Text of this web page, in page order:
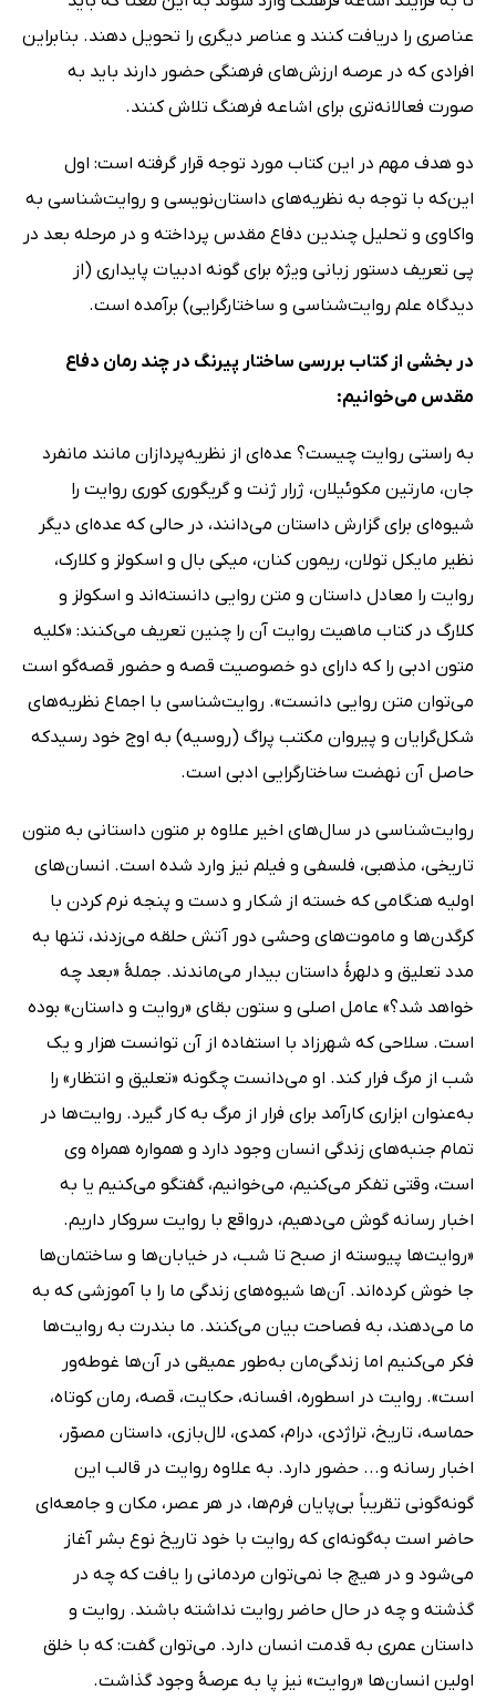
عناصری را دریافت کنند و عناصر دیگری را تحویل دهند. بنابراین
افرادی که در عرصه ارزش‌های فرهنگی حضور دارند باید به
صورت فعالانه‌تری برای اشاعه فرهنگ تلاش کنند.
دو هدف مهم در این کتاب مورد توجه قرار گرفته است: اول
این‌که با توجه به نظریه‌های داستان‌نویسی و روایت‌شناسی به
واکاوی و تحلیل چندین دفاع مقدس پرداخته و در مرحله بعد در
پی تعریف دستور زبانی ویژه برای گونه ادبیات پایداری (از
دیدگاه علم روایت‌شناسی و ساختارگرایی) برآمده است.
در بخشی از کتاب بررسی ساختار پیرنگ در چند رمان دفاع
مقدس می‌خوانیم:
به راستی روایت چیست؟ عده‌ای از نظریه‌پردازان مانند مانفرد
جان، مارتین مکوئیلان، ژرار ژنت و گریگوری کوری روایت را
شیوه‌ای برای گزارش داستان می‌دانند، در حالی که عده‌ای دیگر
نظیر مایکل تولان، ریمون کنان، میکی بال و اسکولز و کلارک،
روایت را معادل داستان و متن روایی دانسته‌اند و اسکولز و
کلارگ در کتاب ماهیت روایت آن را چنین تعریف می‌کنند: «کلیه
متون ادبی را که دارای دو خصوصیت قصه و حضور قصه‌گو است
می‌توان متن روایی دانست». روایت‌شناسی با اجماع نظریه‌های
شکل‌گرایان و پیروان مکتب پراگ (روسیه) به اوج خود رسیدکه
حاصل آن نهضت ساختارگرایی ادبی است.
روایت‌شناسی در سال‌های اخیر علاوه بر متون داستانی به متون
تاریخی، مذهبی، فلسفی و فیلم نیز وارد شده است. انسان‌های
اولیه هنگامی که خسته از شکار و دست و پنجه نرم کردن با
کرگدن‌ها و ماموت‌های وحشی دور آتش حلقه‌ می‌زدند، تنها به
مدد تعلیق و دلهرۀ داستان بیدار می‌ماندند. جملۀ‌ «بعد چه
خواهد شد؟» عامل اصلی و ستون بقای «روایت و داستان» بوده
است. سلاحی که شهرزاد با استفاده از آن توانست هزار و یک
شب از مرگ فرار کند. او می‌دانست چگونه «تعلیق و انتظار» را
به‌عنوان ابزاری کارآمد برای فرار از مرگ به کار گیرد. روایت‌ها در
تمام جنبه‌های زندگی انسان وجود دارد و همواره همراه وی
است، وقتی تفکر می‌کنیم، می‌خوانیم، گفتگو می‌کنیم یا به
اخبار رسانه گوش می‌دهیم، درواقع با روایت سروکار داریم.
«روایت‌ها پیوسته از صبح تا شب، در خیابان‌ها و ساختمان‌ها
جا خوش کرده‌اند. آن‌ها شیوه‌های زندگی ما را با آموزشی که به
ما می‌دهند، به فصاحت بیان می‌کنند. ما بندرت به روایت‌ها
فکر می‌کنیم اما زندگی‌مان به‌طور عمیقی در آن‌ها غوطه‌ور
است». روایت در اسطوره، افسانه، حکایت، قصه، رمان کوتاه،
حماسه، تاریخ، تراژدی، درام، کمدی، لال‌بازی، داستان مصوّر،
اخبار رسانه و... حضور دارد. به علاوه روایت در قالب این
گونه‌گونی تقریباً بی‌پایان فرم‌ها، در هر عصر، مکان و جامعه‌ای
حاضر است به‌گونه‌ای که روایت با خود تاریخ نوع بشر آغاز
می‌شود و در هیچ جا نمی‌توان مردمانی را یافت که چه در
گذشته و چه در حال حاضر روایت نداشته باشند. روایت و
داستان عمری به قدمت انسان دارد. می‌توان گفت: که با خلق
اولین انسان‌ها «روایت» نیز پا به عرصۀ وجود گذاشت.